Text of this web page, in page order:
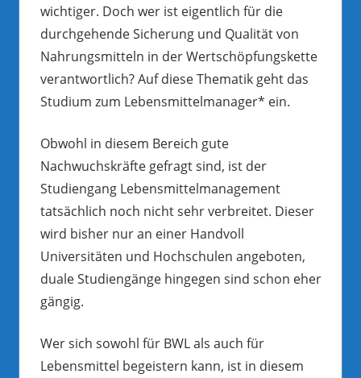
wichtiger. Doch wer ist eigentlich für die
durchgehende Sicherung und Qualität von
Nahrungsmitteln in der Wertschöpfungskette
verantwortlich? Auf diese Thematik geht das
Studium zum Lebensmittelmanager* ein.
Obwohl in diesem Bereich gute
Nachwuchskräfte gefragt sind, ist der
Studiengang Lebensmittelmanagement
tatsächlich noch nicht sehr verbreitet. Dieser
wird bisher nur an einer Handvoll
Universitäten und Hochschulen angeboten,
duale Studiengänge hingegen sind schon eher
gängig.
Wer sich sowohl für BWL als auch für
Lebensmittel begeistern kann, ist in diesem